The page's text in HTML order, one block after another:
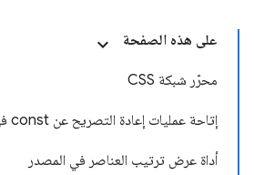
على هذه الصفحة
محرّر شبكة CSS
إتاحة عمليات إعادة التصريح عن const في Play Console
أداة عرض ترتيب العناصر في المصدر